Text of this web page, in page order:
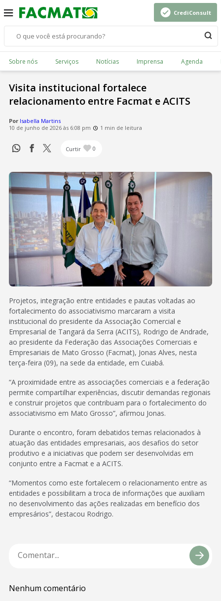
CrediConsult
Sobre nós Serviços Notícias Imprensa Agenda
Visita institucional fortalece
relacionamento entre Facmat e ACITS
Por Isabella Martins
10 de junho de 2026 às 6:08 pm
1 min de leitura
Curtir 0
Projetos, integração entre entidades e pautas voltadas ao
fortalecimento do associativismo marcaram a visita
institucional do presidente da Associação Comercial e
Empresarial de Tangará da Serra (ACITS), Rodrigo de Andrade,
ao presidente da Federação das Associações Comerciais e
Empresariais de Mato Grosso (Facmat), Jonas Alves, nesta
terça-feira (09), na sede da entidade, em Cuiabá.
“A proximidade entre as associações comerciais e a federação
permite compartilhar experiências, discutir demandas regionais
e construir projetos que contribuam para o fortalecimento do
associativismo em Mato Grosso”, afirmou Jonas.
Durante o encontro, foram debatidos temas relacionados à
atuação das entidades empresariais, aos desafios do setor
produtivo e a iniciativas que podem ser desenvolvidas em
conjunto entre a Facmat e a ACITS.
“Momentos como este fortalecem o relacionamento entre as
entidades e possibilitam a troca de informações que auxiliam
no desenvolvimento das ações realizadas em benefício dos
empresários”, destacou Rodrigo.
Nenhum comentário